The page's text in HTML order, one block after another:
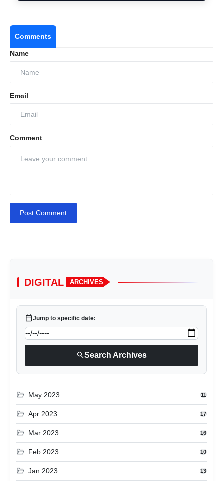
Comments
Name
Email
Comment
Post Comment
DIGITAL ARCHIVES
calendar_todayJump to specific date:
searchSearch Archives
folder_open May 2023 11
folder_open Apr 2023 17
folder_open Mar 2023 16
folder_open Feb 2023 10
folder_open Jan 2023 13